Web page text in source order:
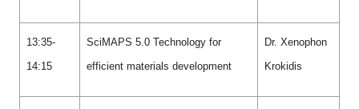
13:35-
14:15
SciMAPS 5.0 Technology for
efficient materials development
Dr. Xenophon
Krokidis